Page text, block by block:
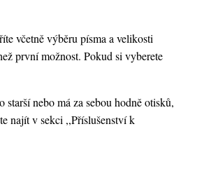
včetně výběru písma a velikosti
první možnost. Pokud si vyberete
starší nebo má za sebou hodně otisků,
najít v sekci ,,Příslušenství k